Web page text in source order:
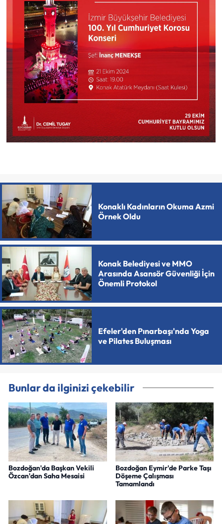
Konaklı Kadınların Okuma Azmi
Örnek Oldu
Konak Belediyesi ve MMO
Arasında Asansör Güvenliği İçin
Önemli Protokol
Efeler'den Pınarbaşı'nda Yoga
ve Pilates Buluşması
Bunlar da ilginizi çekebilir
Bozdoğan'da Başkan Vekili
Özcan'dan Saha Mesaisi
Bozdoğan Eymir'de Parke Taşı
Döşeme Çalışması
Tamamlandı